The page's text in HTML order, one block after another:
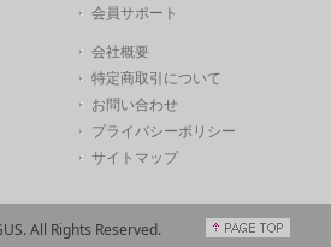
会員サポート
会社概要
特定商取引について
お問い合わせ
プライバシーポリシー
サイトマップ
All Rights Reserved.